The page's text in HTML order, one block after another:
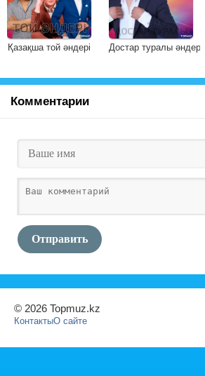
Қазақша той әндері Достар туралы әндер
Комментарии
Отправить
© 2026 Topmuz.kz
КонтактыО сайте